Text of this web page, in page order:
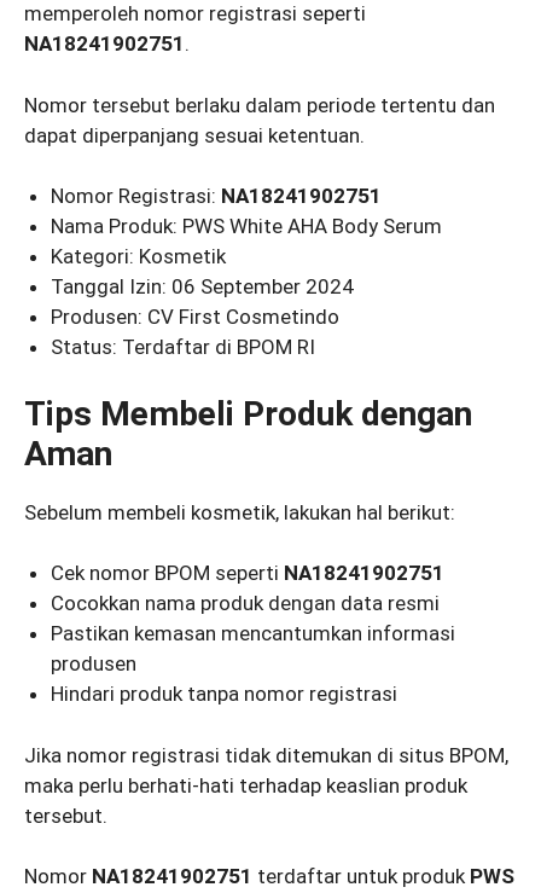
memperoleh nomor registrasi seperti
NA18241902751 .
Nomor tersebut berlaku dalam periode tertentu dan
dapat diperpanjang sesuai ketentuan.
Nomor Registrasi: NA18241902751
Nama Produk: PWS White AHA Body Serum
Kategori: Kosmetik
Tanggal Izin: 06 September 2024
Produsen: CV First Cosmetindo
Status: Terdaftar di BPOM RI
Tips Membeli Produk dengan
Aman
Sebelum membeli kosmetik, lakukan hal berikut:
Cek nomor BPOM seperti NA18241902751
Cocokkan nama produk dengan data resmi
Pastikan kemasan mencantumkan informasi
produsen
Hindari produk tanpa nomor registrasi
Jika nomor registrasi tidak ditemukan di situs BPOM,
maka perlu berhati-hati terhadap keaslian produk
tersebut.
Nomor NA18241902751 terdaftar untuk produk PWS